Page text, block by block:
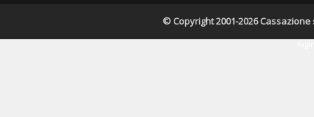
© Copyright 2001-2026 Cassazione